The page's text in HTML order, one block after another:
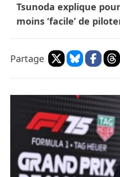
Tsunoda explique
moins ’facile’ de
Partage